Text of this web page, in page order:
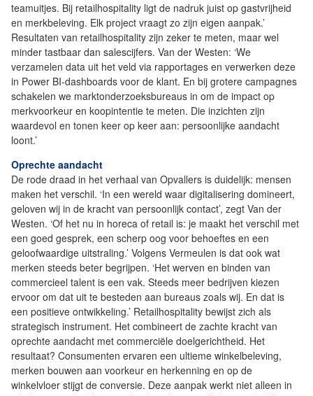
teamuitjes. Bij retailhospitality ligt de nadruk juist op gastvrijheid
en merkbeleving. Elk project vraagt zo zijn eigen aanpak.’
Resultaten van retailhospitality zijn zeker te meten, maar wel
minder tastbaar dan salescijfers. Van der Westen: ‘We
verzamelen data uit het veld via rapportages en verwerken deze
in Power BI-dashboards voor de klant. En bij grotere campagnes
schakelen we marktonderzoeksbureaus in om de impact op
merkvoorkeur en koopintentie te meten. Die inzichten zijn
waardevol en tonen keer op keer aan: persoonlijke aandacht
loont.’
Oprechte aandacht
De rode draad in het verhaal van Opvallers is duidelijk: mensen
maken het verschil. ‘In een wereld waar digitalisering domineert,
geloven wij in de kracht van persoonlijk contact’, zegt Van der
Westen. ‘Of het nu in horeca of retail is: je maakt het verschil met
een goed gesprek, een scherp oog voor behoeftes en een
geloofwaardige uitstraling.’ Volgens Vermeulen is dat ook wat
merken steeds beter begrijpen. ‘Het werven en binden van
commercieel talent is een vak. Steeds meer bedrijven kiezen
ervoor om dat uit te besteden aan bureaus zoals wij. En dat is
een positieve ontwikkeling.’ Retailhospitality bewijst zich als
strategisch instrument. Het combineert de zachte kracht van
oprechte aandacht met commerciële doelgerichtheid. Het
resultaat? Consumenten ervaren een ultieme winkelbeleving,
merken bouwen aan voorkeur en herkenning en op de
winkelvloer stijgt de conversie. Deze aanpak werkt niet alleen in